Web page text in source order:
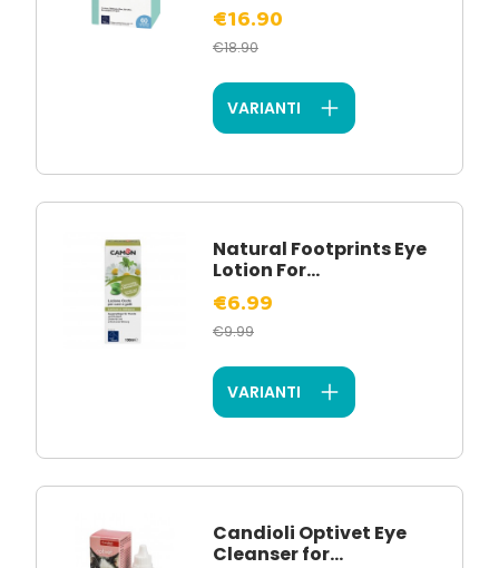
€16.90
€18.90
VARIANTI
Natural Footprints Eye
Lotion For...
€6.99
€9.99
VARIANTI
Candioli Optivet Eye
Cleanser for...